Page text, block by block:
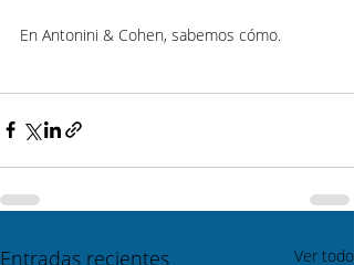
En Antonini & Cohen, sabemos cómo.
Entradas recientes Ver todo